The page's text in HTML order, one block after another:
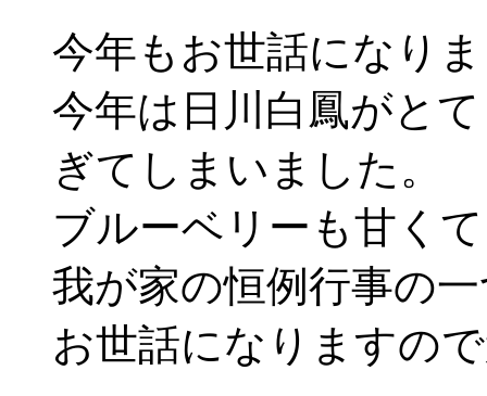
今年もお世話になり
今年は日川白鳳がと
ぎてしまいました。
ブルーベリーも甘く
我が家の恒例行事の
お世話になりますの